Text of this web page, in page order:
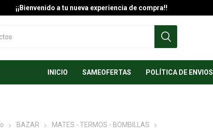
¡¡Bienvenido a tu nueva experiencia de compra!!
INICIO SAMEOFERTAS POLÍTICA DE ENVIOS
BAZAR
MATES - TERMOS - BOMBILLAS